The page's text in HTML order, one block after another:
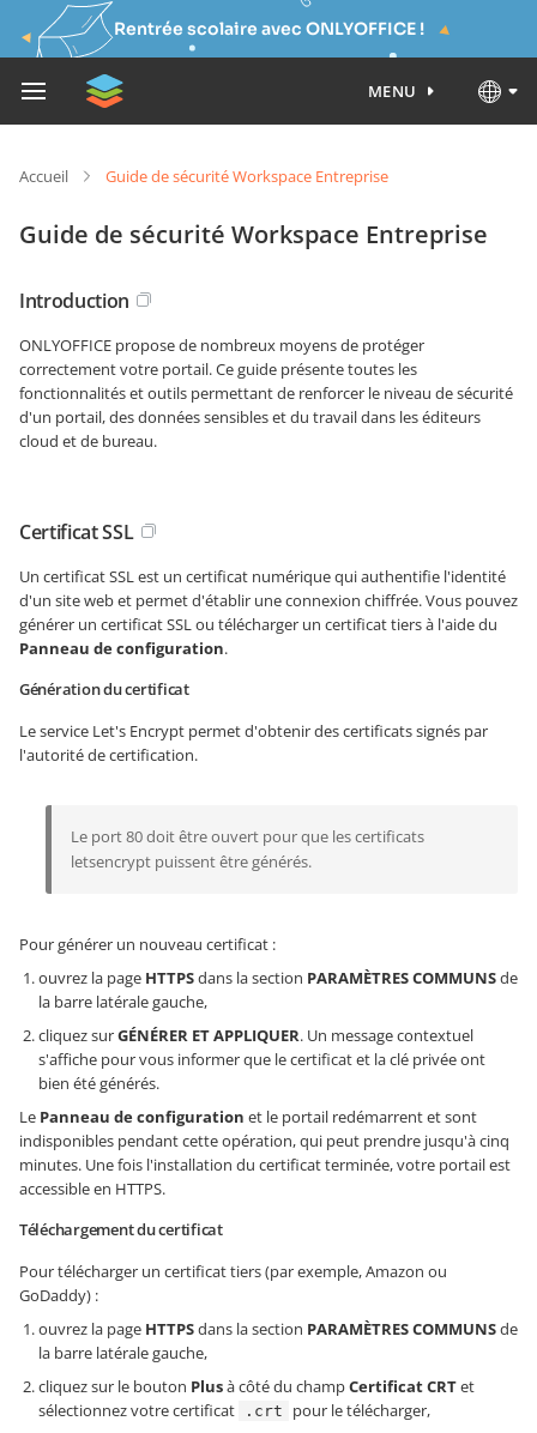
Rentrée scolaire avec ONLYOFFICE !
MENU
Accueil Guide de sécurité Workspace Entreprise
Guide de sécurité Workspace Entreprise
Introduction
ONLYOFFICE propose de nombreux moyens de protéger
correctement votre portail. Ce guide présente toutes les
fonctionnalités et outils permettant de renforcer le niveau de sécurité
d'un portail, des données sensibles et du travail dans les éditeurs
cloud et de bureau.
Certificat SSL
Un certificat SSL est un certificat numérique qui authentifie l'identité
d'un site web et permet d'établir une connexion chiffrée. Vous pouvez
générer un certificat SSL ou télécharger un certificat tiers à l'aide du
Panneau de configuration.
Génération du certificat
Le service Let's Encrypt permet d'obtenir des certificats signés par
l'autorité de certification.
Le port 80 doit être ouvert pour que les certificats
letsencrypt puissent être générés.
Pour générer un nouveau certificat :
ouvrez la page HTTPSdans la section PARAMÈTRES COMMUNSde
la barre latérale gauche,
cliquez surGÉNÉRER ET APPLIQUER. Un message contextuel
s'affiche pour vous informer que le certificat et la clé privée ont
bien été générés.
Le Panneau de configuration et le portail redémarrent et sont
indisponibles pendant cette opération, qui peut prendre jusqu'à cinq
minutes. Une fois l'installation du certificat terminée, votre portail est
accessible en HTTPS.
Téléchargement du certificat
Pour télécharger un certificat tiers (par exemple, Amazon ou
GoDaddy) :
ouvrez la page HTTPSdans la section PARAMÈTRES COMMUNSde
la barre latérale gauche,
cliquez sur le bouton Plusà côté du champCertificat CRTet
sélectionnez votre certificat
.crt
pour le télécharger,